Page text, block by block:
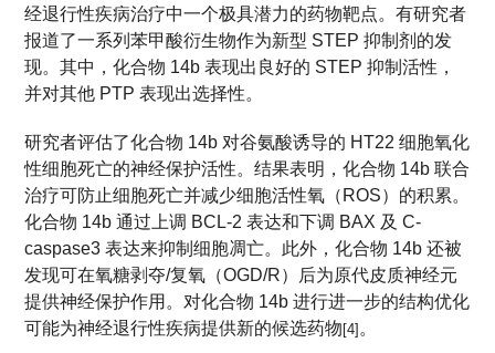
经退行性疾病治疗中一个极具潜力的药物靶点。有研究者
报道了一系列苯甲酸衍生物作为新型 STEP 抑制剂的发
现。其中，化合物 14b 表现出良好的 STEP 抑制活性，
并对其他 PTP 表现出选择性。
研究者评估了化合物 14b 对谷氨酸诱导的 HT22 细胞氧化
性细胞死亡的神经保护活性。结果表明，化合物 14b 联合
治疗可防止细胞死亡并减少细胞活性氧（ROS）的积累。
化合物 14b 通过上调 BCL-2 表达和下调 BAX 及 C-
caspase3 表达来抑制细胞凋亡。此外，化合物 14b 还被
发现可在氧糖剥夺/复氧（OGD/R）后为原代皮质神经元
提供神经保护作用。对化合物 14b 进行进一步的结构优化
可能为神经退行性疾病提供新的候选药物 [4] 。